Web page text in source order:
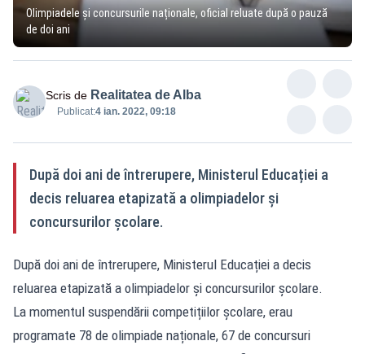
Olimpiadele și concursurile naționale, oficial reluate după o pauză
de doi ani
Scris de Realitatea de Alba
Publicat:4 ian. 2022, 09:18
După doi ani de întrerupere, Ministerul Educației a
decis reluarea etapizată a olimpiadelor și
concursurilor școlare.
După doi ani de întrerupere, Ministerul Educației a decis
reluarea etapizată a olimpiadelor și concursurilor școlare.
La momentul suspendării competițiilor școlare, erau
programate 78 de olimpiade naționale, 67 de concursuri